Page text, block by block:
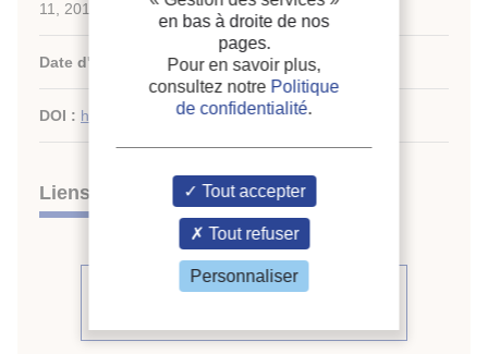
11, 2019.
Date d'édition : 08/05/2019
DOI : http://dx.doi.org/10.18462/iir.cryo.2019.0046
Liens
Voir d'autres communications du
en bas à droite de nos
pages.
Pour en savoir plus,
consultez notre Politique
de confidentialité.
Tout accepter
Tout refuser
Personnaliser